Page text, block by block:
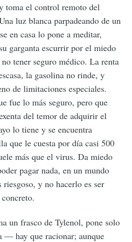
toma el control remoto del
luz blanca parpadeando de un
en casa lo pone a meditar,
garganta escurrir por el miedo
tener seguro médico. La renta
la gasolina no rinde, y
de limitaciones especiales.
fue lo más seguro, pero que
del temor de adquirir el
lo tiene y se encuentra
que le cuesta por día casi 500
más que el virus. Da miedo
pagar nada, en un mundo
riesgoso, y no hacerlo es ser
un frasco de Tylenol, pone solo
— hay que racionar; aunque